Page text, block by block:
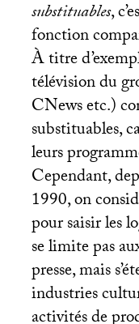
substituables,
fonction
À titre
télévision du
CNews etc.)
substituables,
leurs
Cependant,
1990, on
pour saisir les
se limite pas
presse, mais
industries